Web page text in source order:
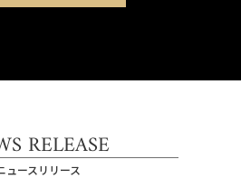
RELEASE
ュースリリース